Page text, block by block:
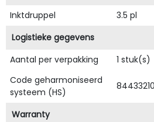
Inktdruppel
3.5 pl
Logistieke gegevens
Aantal per verpakking
1 stuk(s)
Code geharmoniseerd
systeem (HS)
84433210
Warranty